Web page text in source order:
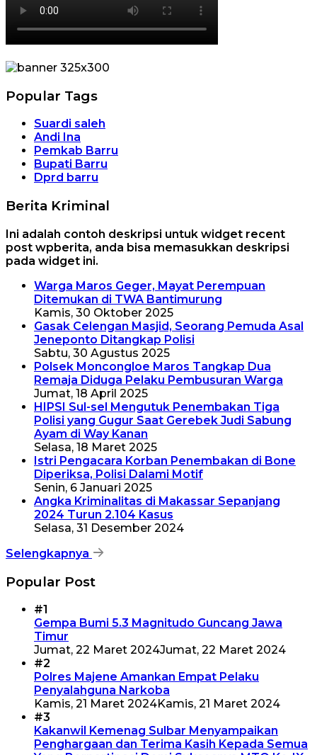
Popular Tags
Suardi saleh
Andi Ina
Pemkab Barru
Bupati Barru
Dprd barru
Berita Kriminal
Ini adalah contoh deskripsi untuk widget recent
post wpberita, anda bisa memasukkan deskripsi
pada widget ini.
Warga Maros Geger, Mayat Perempuan
Ditemukan di TWA Bantimurung
Kamis, 30 Oktober 2025
Gasak Celengan Masjid, Seorang Pemuda Asal
Jeneponto Ditangkap Polisi
Sabtu, 30 Agustus 2025
Polsek Moncongloe Maros Tangkap Dua
Remaja Diduga Pelaku Pembusuran Warga
Jumat, 18 April 2025
HIPSI Sul-sel Mengutuk Penembakan Tiga
Polisi yang Gugur Saat Gerebek Judi Sabung
Ayam di Way Kanan
Selasa, 18 Maret 2025
Istri Pengacara Korban Penembakan di Bone
Diperiksa, Polisi Dalami Motif
Senin, 6 Januari 2025
Angka Kriminalitas di Makassar Sepanjang
2024 Turun 2.104 Kasus
Selasa, 31 Desember 2024
Selengkapnya
Popular Post
#1
Gempa Bumi 5.3 Magnitudo Guncang Jawa
Timur
Jumat, 22 Maret 2024Jumat, 22 Maret 2024
#2
Polres Majene Amankan Empat Pelaku
Penyalahguna Narkoba
Kamis, 21 Maret 2024Kamis, 21 Maret 2024
#3
Kakanwil Kemenag Sulbar Menyampaikan
Penghargaan dan Terima Kasih Kepada Semua